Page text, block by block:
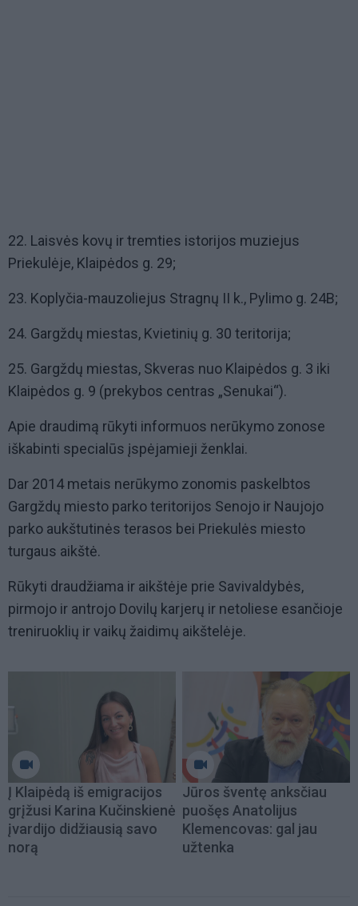
22. Laisvės kovų ir tremties istorijos muziejus
Priekulėje, Klaipėdos g. 29;
23. Koplyčia-mauzoliejus Stragnų II k., Pylimo g. 24B;
24. Gargždų miestas, Kvietinių g. 30 teritorija;
25. Gargždų miestas, Skveras nuo Klaipėdos g. 3 iki
Klaipėdos g. 9 (prekybos centras „Senukai“).
Apie draudimą rūkyti informuos nerūkymo zonose
iškabinti specialūs įspėjamieji ženklai.
Dar 2014 metais nerūkymo zonomis paskelbtos
Gargždų miesto parko teritorijos Senojo ir Naujojo
parko aukštutinės terasos bei Priekulės miesto
turgaus aikštė.
Rūkyti draudžiama ir aikštėje prie Savivaldybės,
pirmojo ir antrojo Dovilų karjerų ir netoliese esančioje
treniruoklių ir vaikų žaidimų aikštelėje.
Į Klaipėdą iš emigracijos
grįžusi Karina Kučinskienė
įvardijo didžiausią savo
norą
Jūros šventę anksčiau
puošęs Anatolijus
Klemencovas: gal jau
užtenka